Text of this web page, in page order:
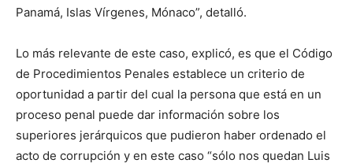
Panamá, Islas Vírgenes, Mónaco”, detalló.
Lo más relevante de este caso, explicó, es que el Código
de Procedimientos Penales establece un criterio de
oportunidad a partir del cual la persona que está en un
proceso penal puede dar información sobre los
superiores jerárquicos que pudieron haber ordenado el
acto de corrupción y en este caso “sólo nos quedan Luis